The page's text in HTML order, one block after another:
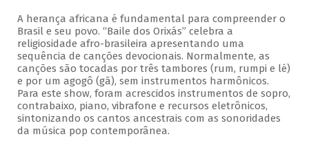
A herança africana é fundamental para compreender o
Brasil e seu povo. “Baile dos Orixás” celebra a
religiosidade afro-brasileira apresentando uma
sequência de canções devocionais. Normalmente, as
canções são tocadas por três tambores (rum, rumpi e lé)
e por um agogô (gã), sem instrumentos harmônicos.
Para este show, foram acrescidos instrumentos de sopro,
contrabaixo, piano, vibrafone e recursos eletrônicos,
sintonizando os cantos ancestrais com as sonoridades
da música pop contemporânea.